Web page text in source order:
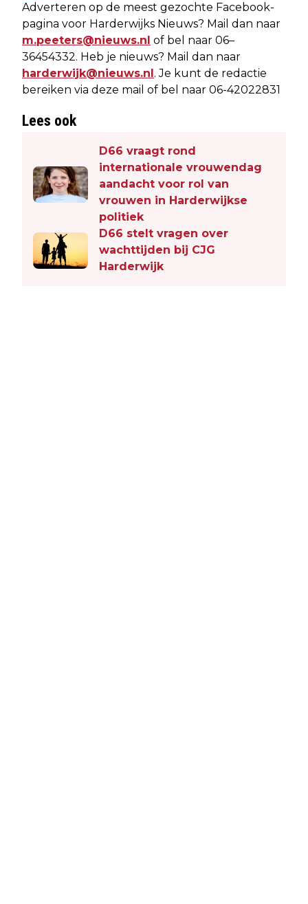
Adverteren op de meest gezochte Facebook-
pagina voor Harderwijks Nieuws? Mail dan naar
m.peeters@nieuws.nl of bel naar 06–
36454332. Heb je nieuws? Mail dan naar
harderwijk@nieuws.nl . Je kunt de redactie
bereiken via deze mail of bel naar 06-42022831
Lees ook
D66 vraagt rond
internationale vrouwendag
aandacht voor rol van
vrouwen in Harderwijkse
politiek
D66 stelt vragen over
wachttijden bij CJG
Harderwijk